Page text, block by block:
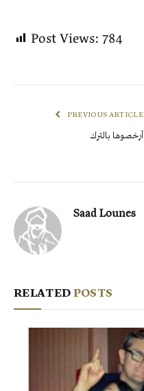
Post Views:784
PREVIOUS ARTICLE
أرخصوها بالترك
Saad Lounes
RELATEDPOSTS